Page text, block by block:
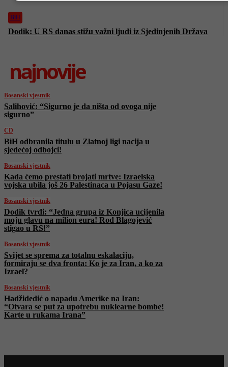
BiH
Dodik: U RS danas stižu važni ljudi iz Sjedinjenih Država
najnovije
Bosanski vjestnik
Salihović: “Sigurno je da ništa od ovoga nije
sigurno”
CD
BiH odbranila titulu u Zlatnoj ligi nacija u
sjedećoj odbojci!
Bosanski vjestnik
Kada ćemo prestati brojati mrtve: Izraelska
vojska ubila još 26 Palestinaca u Pojasu Gaze!
Bosanski vjestnik
Dodik tvrdi: “Jedna grupa iz Konjica ucijenila
moju glavu na milion eura! Rod Blagojević
stigao u RS!”
Bosanski vjestnik
Svijet se sprema za totalnu eskalaciju,
formiraju se dva fronta: Ko je za Iran, a ko za
Izrael?
Bosanski vjestnik
Hadžidedić o napadu Amerike na Iran:
“Otvara se put za upotrebu nuklearne bombe!
Karte u rukama Irana”